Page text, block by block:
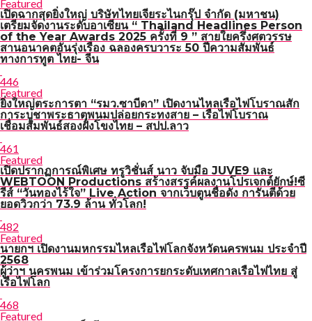
Featured
เปิดฉากสุดยิ่งใหญ่ บริษัทไทยเจียระไนกรุ๊ป จำกัด (มหาชน)
เตรียมจัดงานระดับอาเซียน “ Thailand Headlines Person
of the Year Awards 2025 ครั้งที่ 9 ” สายใยครึ่งศตวรรษ
สานอนาคตอันรุ่งเรือง ฉลองครบวาระ 50 ปีความสัมพันธ์
ทางการทูต ไทย- จีน
446
Featured
ยิ่งใหญ่ตระการตา “รมว.ซาบีดา” เปิดงานไหลเรือไฟโบราณสัก
การะบูชาพระธาตุพนมปล่อยกระทงสาย – เรือไฟโบราณ
เชื่อมสัมพันธ์สองฝั่งโขงไทย – สปป.ลาว
461
Featured
เปิดปรากฏการณ์พิเศษ ทรูวิชั่นส์ นาว จับมือ JUVE9 และ
WEBTOON Productions สร้างสรรค์ผลงานโปรเจกต์ยักษ์!ซี
รีส์ “วันทองไร้ใจ” Live Action จากเว็บตูนชื่อดัง การันตีด้วย
ยอดวิวกว่า 73.9 ล้าน ทั่วโลก!
482
Featured
นายกฯ เปิดงานมหกรรมไหลเรือไฟโลกจังหวัดนครพนม ประจำปี
2568
ผู้ว่าฯ นครพนม เข้าร่วมโครงการยกระดับเทศกาลเรือไฟไทย สู่
เรือไฟโลก
468
Featured